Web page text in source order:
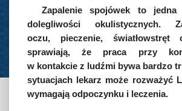
Zapalenie spojówek to
dolegliwości okulistycznych.
oczu, pieczenie, światłowstręt
sprawiają, że praca przy
w kontakcie z ludźmi bywa bardzo
sytuacjach lekarz może rozważyć
wymagają odpoczynku i leczenia.